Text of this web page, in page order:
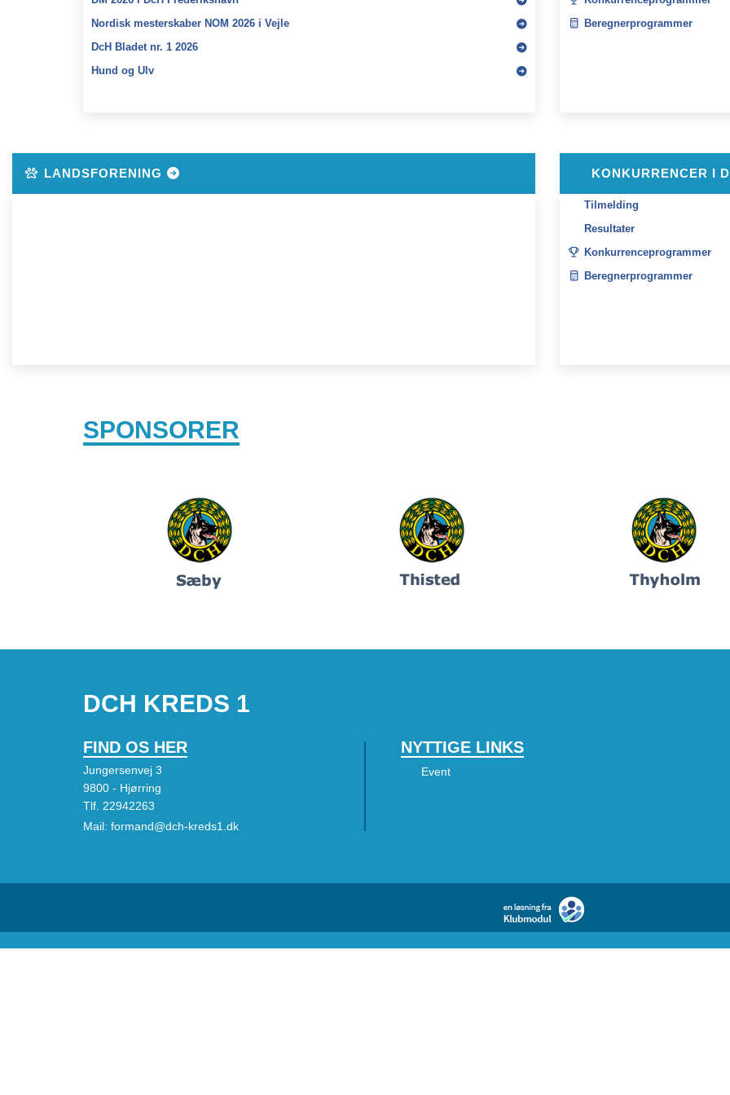
Nordisk mesterskaber NOM 2026 i Vejle
DcH Bladet nr. 1 2026
Hund og Ulv
Beregnerprogrammer
LANDSFORENING KONKURRENCER I
Tilmelding
Resultater
Konkurrenceprogrammer
Beregnerprogrammer
SPONSORER
DCH KREDS 1
FIND OS HER
Jungersenvej 3
9800 - Hjørring
Tlf. 22942263
Mail: formand@dch-kreds1.dk
NYTTIGE LINKS
Event